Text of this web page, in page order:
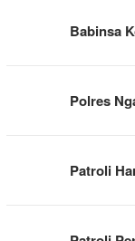
Babinsa
Polres
Patroli